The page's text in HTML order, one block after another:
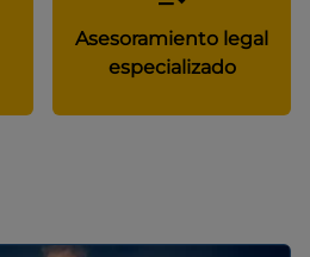
Asesoramiento legal
especializado